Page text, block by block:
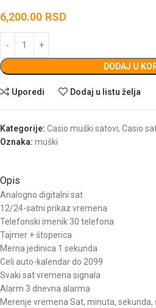
6,200.00 RSD
DODAJ U
Uporedi Dodaj u listu želja
Kategorije: Casio muški satovi, Casio
Oznaka: muški
Opis
Analogno digitalni sat
12/24-satni prikaz vremena
Telefonski imenik 30 telefona
Tajmer + štoperica
Merna jedinica 1 sekunda
Celi auto-kalendar do 2099
Svaki sat vremena signala
Alarm 3 dnevna alarma
Merenje vremena Sat, minuta, sekunda,